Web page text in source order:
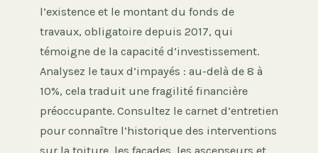
l’existence et le montant du fonds de
travaux, obligatoire depuis 2017, qui
témoigne de la capacité d’investissement.
Analysez le taux d’impayés : au-delà de 8 à
10%, cela traduit une fragilité financière
préoccupante. Consultez le carnet d’entretien
pour connaître l’historique des interventions